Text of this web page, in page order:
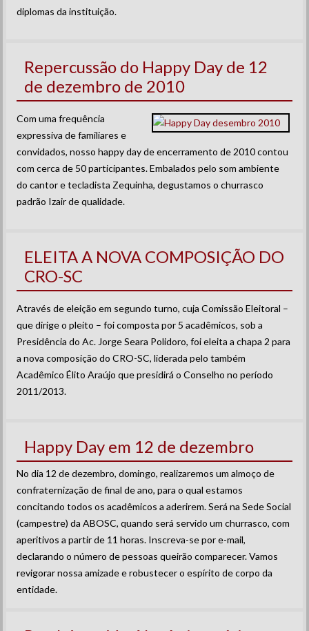
diplomas da instituição.
Repercussão do Happy Day de 12
de dezembro de 2010
Com uma frequência
expressiva de familiares e
convidados, nosso happy day de encerramento de 2010 contou
com cerca de 50 participantes. Embalados pelo som ambiente
do cantor e tecladista Zequinha, degustamos o churrasco
padrão Izair de qualidade.
ELEITA A NOVA COMPOSIÇÃO DO
CRO-SC
Através de eleição em segundo turno, cuja Comissão Eleitoral –
que dirige o pleito – foi composta por 5 acadêmicos, sob a
Presidência do Ac. Jorge Seara Polidoro, foi eleita a chapa 2 para
a nova composição do CRO-SC, liderada pelo também
Acadêmico Élito Araújo que presidirá o Conselho no período
2011/2013.
Happy Day em 12 de dezembro
No dia 12 de dezembro, domingo, realizaremos um almoço de
confraternização de final de ano, para o qual estamos
concitando todos os acadêmicos a aderirem. Será na Sede Social
(campestre) da ABOSC, quando será servido um churrasco, com
aperitivos a partir de 11 horas. Inscreva-se por e-mail,
declarando o número de pessoas queirão comparecer. Vamos
revigorar nossa amizade e robustecer o espírito de corpo da
entidade.